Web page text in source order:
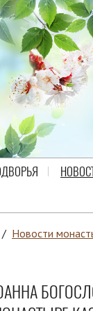
/ Новости